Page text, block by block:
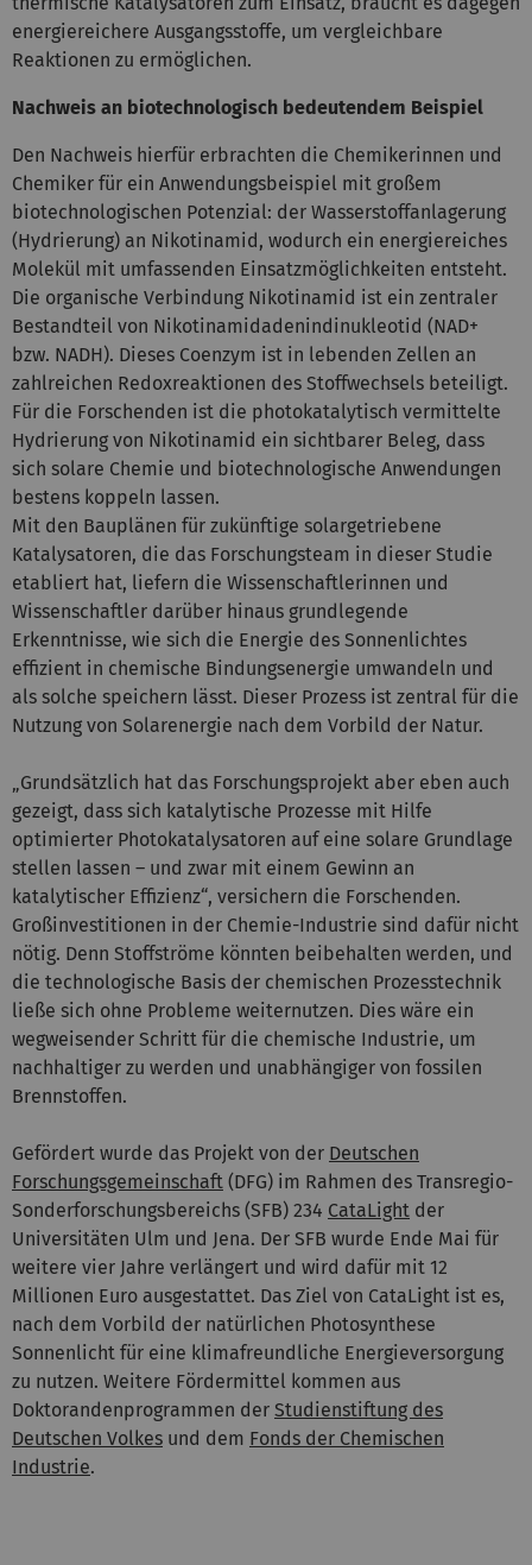
energiereichere Ausgangsstoffe, um vergleichbare
Reaktionen zu ermöglichen.
Nachweis an biotechnologisch bedeutendem Beispiel
Den Nachweis hierfür erbrachten die Chemikerinnen und
Chemiker für ein Anwendungsbeispiel mit großem
biotechnologischen Potenzial: der Wasserstoffanlagerung
(Hydrierung) an Nikotinamid, wodurch ein energiereiches
Molekül mit umfassenden Einsatzmöglichkeiten entsteht.
Die organische Verbindung Nikotinamid ist ein zentraler
Bestandteil von Nikotinamidadenindinukleotid (NAD+
bzw. NADH). Dieses Coenzym ist in lebenden Zellen an
zahlreichen Redoxreaktionen des Stoffwechsels beteiligt.
Für die Forschenden ist die photokatalytisch vermittelte
Hydrierung von Nikotinamid ein sichtbarer Beleg, dass
sich solare Chemie und biotechnologische Anwendungen
bestens koppeln lassen.
Mit den Bauplänen für zukünftige solargetriebene
Katalysatoren, die das Forschungsteam in dieser Studie
etabliert hat, liefern die Wissenschaftlerinnen und
Wissenschaftler darüber hinaus grundlegende
Erkenntnisse, wie sich die Energie des Sonnenlichtes
effizient in chemische Bindungsenergie umwandeln und
als solche speichern lässt. Dieser Prozess ist zentral für die
Nutzung von Solarenergie nach dem Vorbild der Natur.
„Grundsätzlich hat das Forschungsprojekt aber eben auch
gezeigt, dass sich katalytische Prozesse mit Hilfe
optimierter Photokatalysatoren auf eine solare Grundlage
stellen lassen – und zwar mit einem Gewinn an
katalytischer Effizienz“, versichern die Forschenden.
Großinvestitionen in der Chemie-Industrie sind dafür nicht
nötig. Denn Stoffströme könnten beibehalten werden, und
die technologische Basis der chemischen Prozesstechnik
ließe sich ohne Probleme weiternutzen. Dies wäre ein
wegweisender Schritt für die chemische Industrie, um
nachhaltiger zu werden und unabhängiger von fossilen
Brennstoffen.
Gefördert wurde das Projekt von der Deutschen
Forschungsgemeinschaft (DFG) im Rahmen des Transregio-
Sonderforschungsbereichs (SFB) 234 CataLight der
Universitäten Ulm und Jena. Der SFB wurde Ende Mai für
weitere vier Jahre verlängert und wird dafür mit 12
Millionen Euro ausgestattet. Das Ziel von CataLight ist es,
nach dem Vorbild der natürlichen Photosynthese
Sonnenlicht für eine klimafreundliche Energieversorgung
zu nutzen. Weitere Fördermittel kommen aus
Doktorandenprogrammen der Studienstiftung des
Deutschen Volkes und dem Fonds der Chemischen
Industrie.